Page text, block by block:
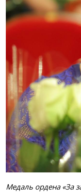
Медаль ордена «За